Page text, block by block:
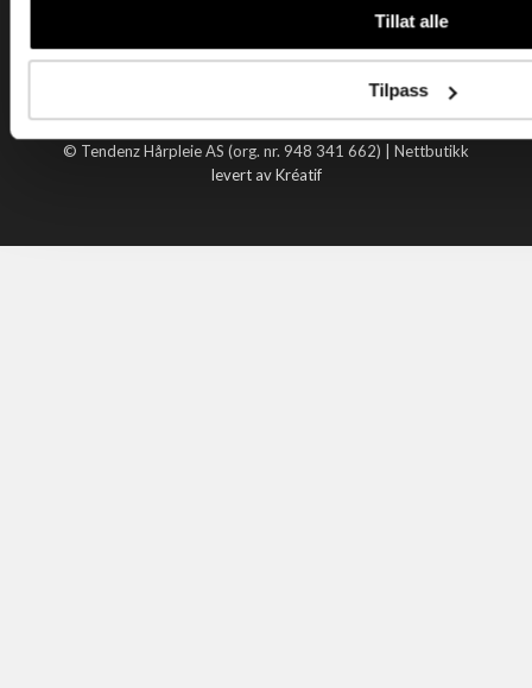
Tillat alle
Tilpass
Om oss
Handle hos oss
© Tendenz Hårpleie AS (org. nr. 948 341 662) | Nettbutikk
levert av Kréatif